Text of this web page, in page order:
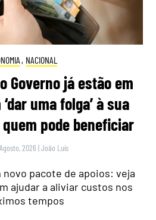
, NACIONAL
Governo já estão em
uma folga’ à sua
pode beneficiar
2026 |João Luís
novo pacote de apoios: veja
ajudar a aliviar custos nos
tempos